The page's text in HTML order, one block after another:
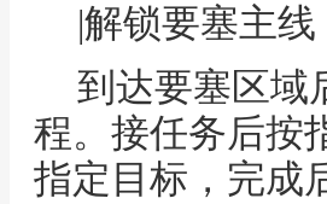
|解锁要塞主线
到达要塞区域
程。接任务后按
指定目标，完成